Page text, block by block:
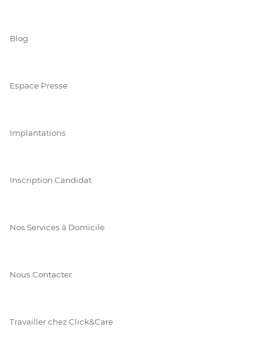
Blog
Espace Presse
Implantations
Inscription Candidat
Nos Services à Domicile
Nous Contacter
Travailler chez Click&Care